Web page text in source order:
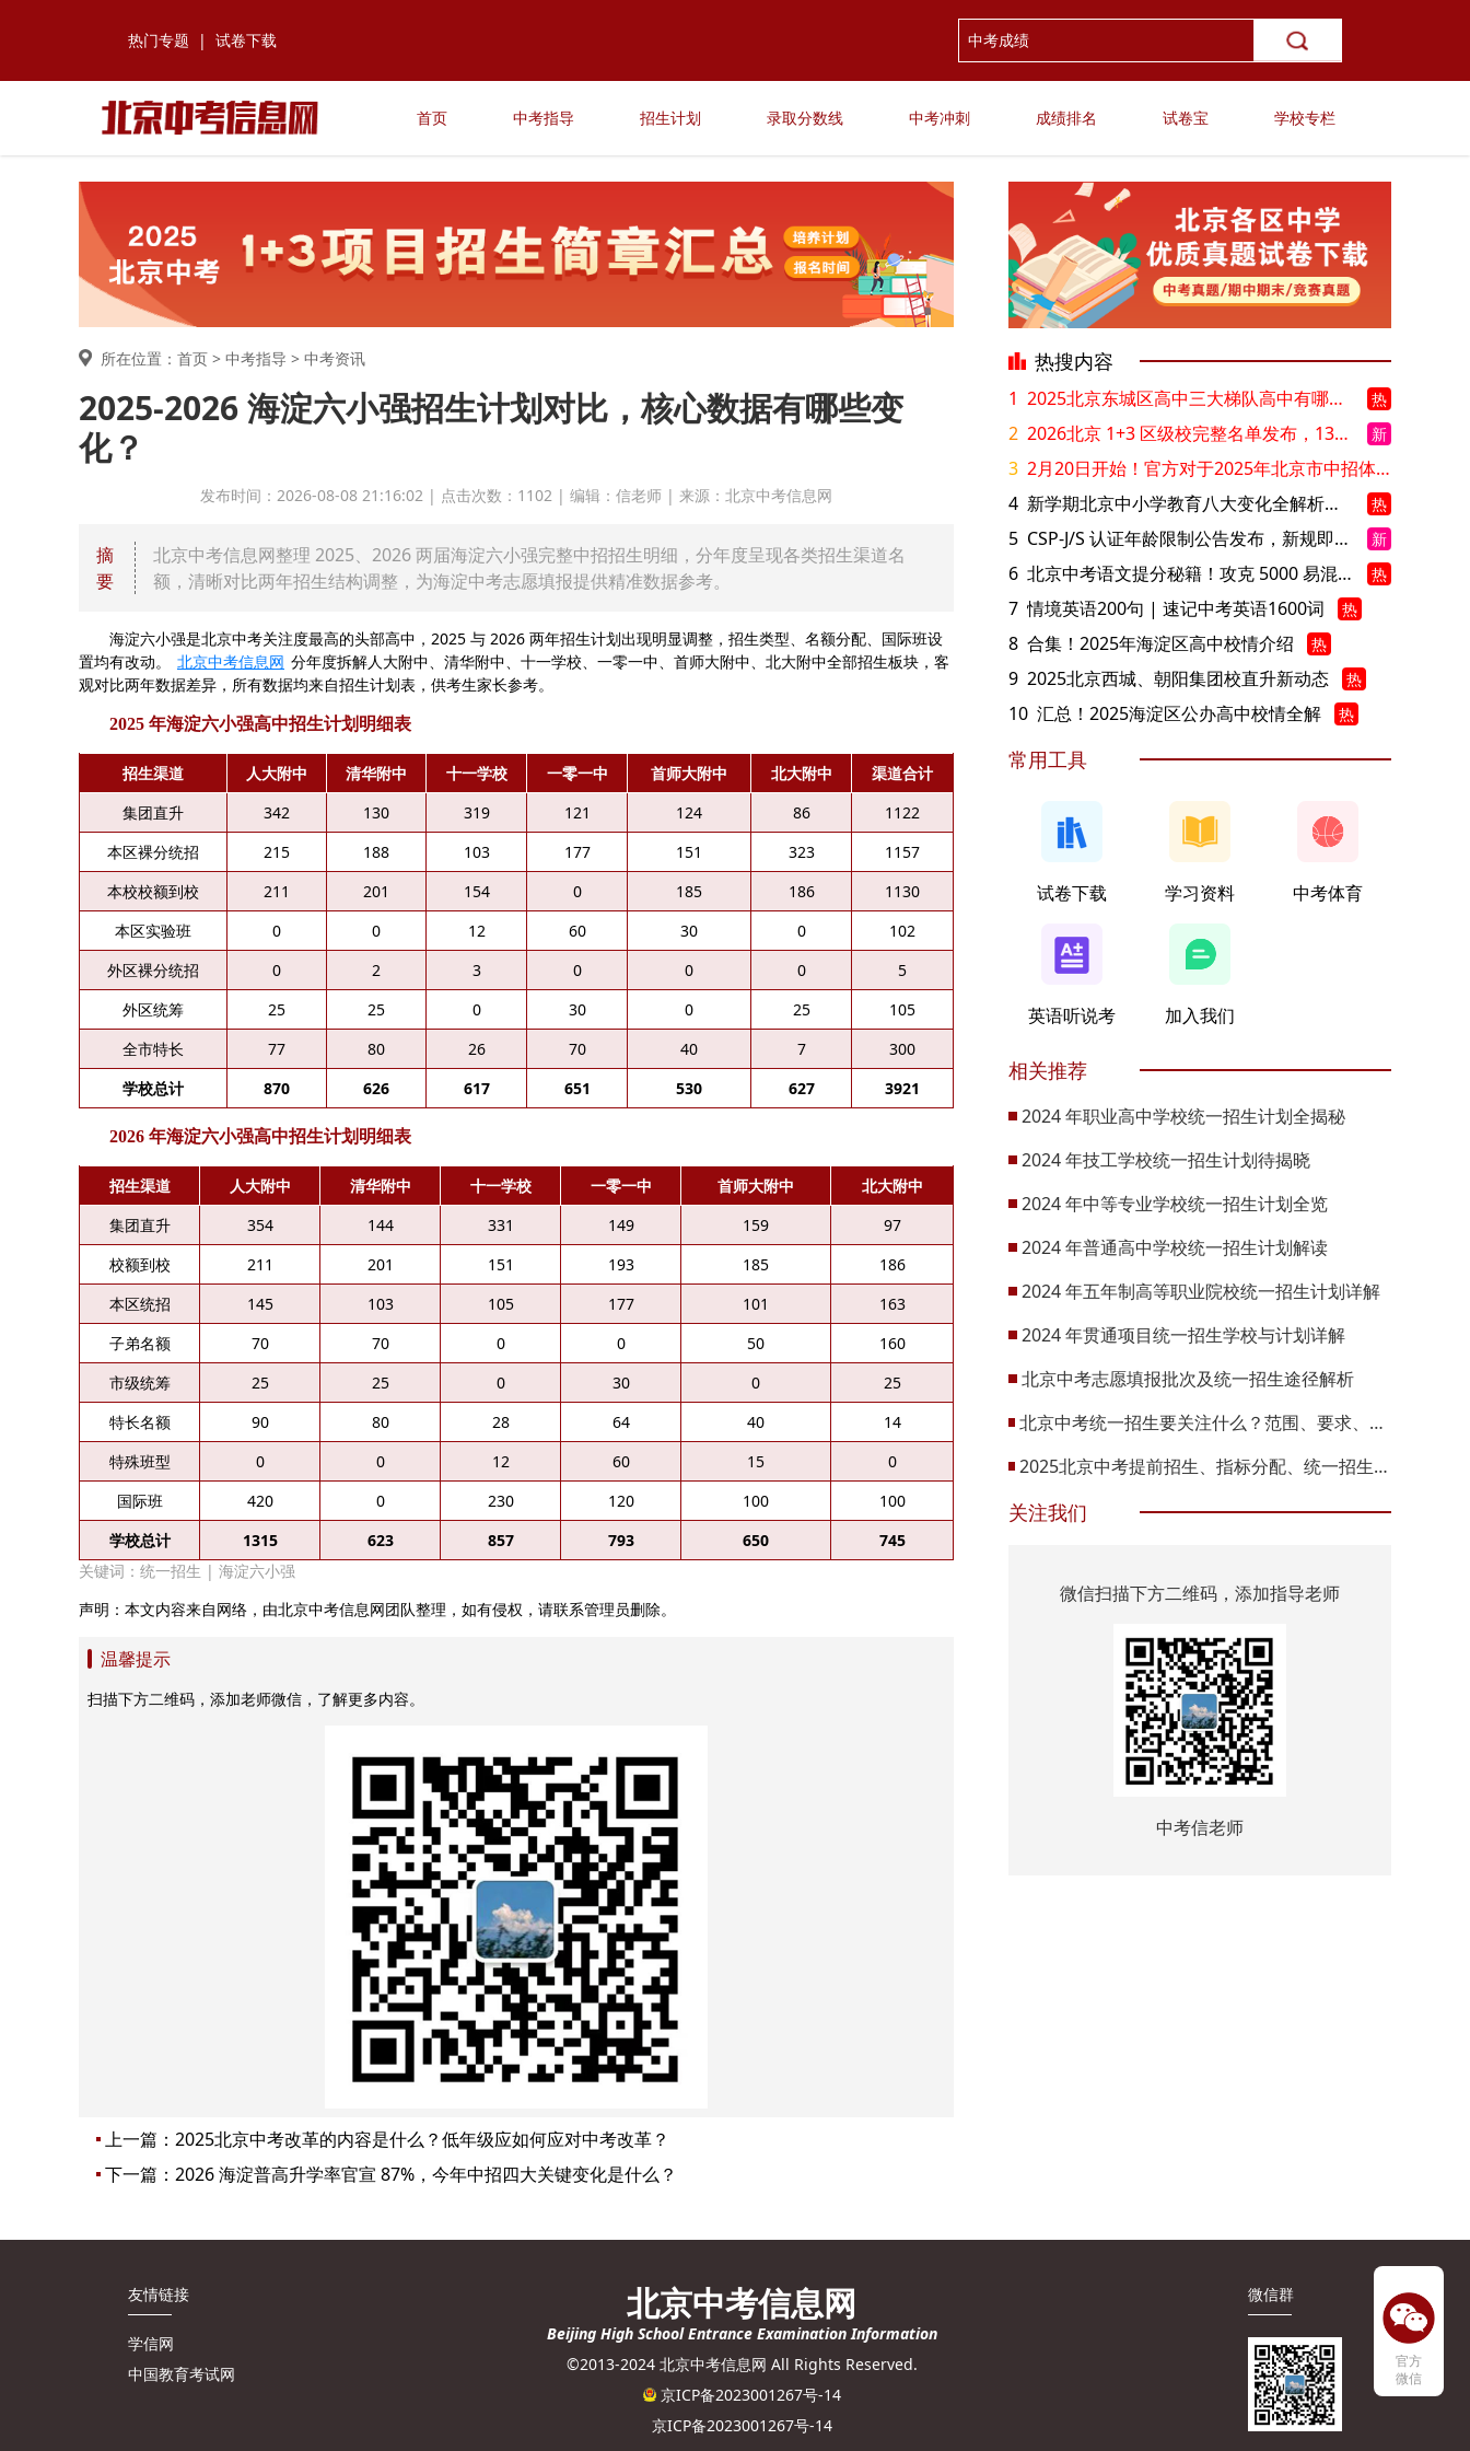
热门专题 | 试卷下载
首页 中考指导 招生计划 录取分数线 中考冲刺 成绩排名 试卷宝 学校专栏
所在位置：首页 > 中考指导 > 中考资讯
2025-2026 海淀六小强招生计划对比，核心数据有哪些变
化？
发布时间：2026-08-08 21:16:02 | 点击次数：1102 | 编辑：信老师 | 来源：北京中考信息网
摘
要
北京中考信息网整理 2025、2026 两届海淀六小强完整中招招生明细，分年度呈现各类招生渠道名
额，清晰对比两年招生结构调整，为海淀中考志愿填报提供精准数据参考。
海淀六小强是北京中考关注度最高的头部高中，2025 与 2026 两年招生计划出现明显调整，招生类型、名额分配、国际班设
置均有改动。
北京中考信息网 分年度拆解人大附中、清华附中、十一学校、一零一中、首师大附中、北大附中全部招生板块，客
观对比两年数据差异，所有数据均来自招生计划表，供考生家长参考。
2025 年海淀六小强高中招生计划明细表
招生渠道 人大附中 清华附中 十一学校 一零一中 首师大附中 北大附中
渠道合计
集团直升
342 130 319 121 124 86
1122
本区裸分统招
215 188 103 177 151 323
1157
本校校额到校
211 201 154 0 185 186
1130
本区实验班
0 0 12 60 30 0
102
外区裸分统招
0 2 3 0 0 0
5
外区统筹
25 25 0 30 0 25
105
全市特长
77 80 26 70 40 7
300
学校总计
870 626 617 651 530 627 3921
2026 年海淀六小强高中招生计划明细表
招生渠道 人大附中 清华附中 十一学校 一零一中 首师大附中
北大附中
集团直升
354 144 331 149 159
97
校额到校
211 201 151 193 185
186
本区统招
145 103 105 177 101
163
子弟名额
70 70 0 0 50
160
市级统筹
25 25 0 30 0
25
特长名额
90 80 28 64 40
14
特殊班型
0 0 12 60 15
0
国际班
420 0 230 120 100
100
学校总计
1315 623 857 793 650
745
关键词： 统一招生 | 海淀六小强
声明：本文内容来自网络，由北京中考信息网团队整理，如有侵权，请联系管理员删除。
温馨提示
扫描下方二维码，添加老师微信，了解更多内容。
上一篇： 2025北京中考改革的内容是什么？低年级应如何应对中考改革？
下一篇： 2026 海淀普高升学率官宣 87%，今年中招四大关键变化是什么？
热搜内容
1 2025北京东城区高中三大梯队高中有哪些？录取分数线是多少？ 热
2 2026北京 1+3 区级校完整名单发布，13549 个名额该如何规划报考？ 新
3
2月20日开始！官方对于2025年北京市中招体检问题解答！
4
新学期北京中小学教育八大变化全解析：学位、政策、教学等方面迎新变革 热
5 CSP-J/S 认证年龄限制公告发布，新规即日起实施！ 新
6 北京中考语文提分秘籍！攻克 5000 易混易错字 热
7 情境英语200句 | 速记中考英语1600词 热
8 合集！2025年海淀区高中校情介绍 热
9 2025北京西城、朝阳集团校直升新动态 热
10 汇总！2025海淀区公办高中校情全解 热
常用工具
试卷下载 学习资料 中考体育
英语听说考 加入我们
相关推荐
2024 年职业高中学校统一招生计划全揭秘
2024 年技工学校统一招生计划待揭晓
2024 年中等专业学校统一招生计划全览
2024 年普通高中学校统一招生计划解读
2024 年五年制高等职业院校统一招生计划详解
2024 年贯通项目统一招生学校与计划详解
北京中考志愿填报批次及统一招生途径解析
北京中考统一招生要关注什么？范围、要求、规则都有哪些？
2025北京中考提前招生、指标分配、统一招生是如何录取的？
关注我们
微信扫描下方二维码，添加指导老师
中考信老师
友情链接
学信网
中国教育考试网
北京中考信息网
Beijing High School Entrance Examination Information
©2013-2024 北京中考信息网 All Rights Reserved.
京ICP备2023001267号-14
京ICP备2023001267号-14
微信群
官方
微信